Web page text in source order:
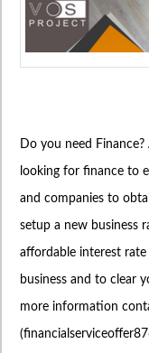
Do you need
looking for finance to
and companies to
setup a new business
affordable interest
business and to clear
more information
(